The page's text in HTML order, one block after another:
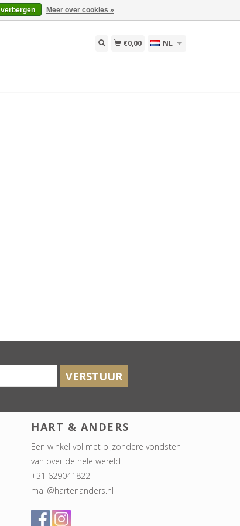
€0,00 NL
VERSTUUR
HART & ANDERS
Een winkel vol met bijzondere vondsten
van over de hele wereld
+31 629041822
mail@hartenanders.nl
Meer over cookies »